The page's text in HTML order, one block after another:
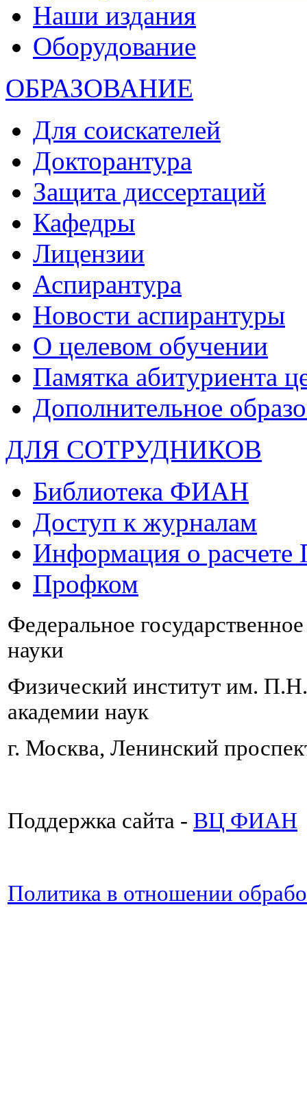
Наши издания
Оборудование
ОБРАЗОВАНИЕ
Для соискателей
Докторантура
Защита диссертаций
Кафедры
Лицензии
Аспирантура
Новости аспирантуры
О целевом обучении
Памятка абитуриента
Дополнительное
ДЛЯ СОТРУДНИКОВ
Библиотека ФИАН
Доступ к журналам
Информация о
Профком
Федеральное
науки
Физический институт им.
академии наук
г. Москва, Ленинский
Поддержка сайта - ВЦ ФИАН
Политика в отношении